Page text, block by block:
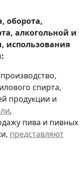
оборота,
алкогольной и
использования
спирта,
продукции и
,
пива и пивных
представляют